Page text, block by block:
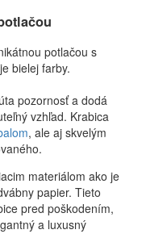
potlačou s
bielej farby.
pozornosť a dodá
vzhľad. Krabica
, ale aj skvelým
materiálom ako je
papier. Tieto
pred poškodením,
a luxusný